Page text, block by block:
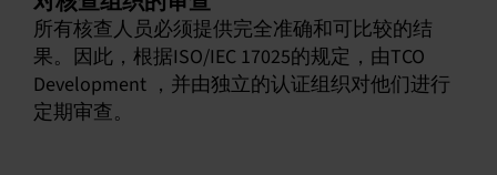
所有核查人员必须提供完全准确和可比较的结
果。因此，根据ISO/IEC 17025的规定，由TCO
Development ，并由独立的认证组织对他们进行
定期审查。